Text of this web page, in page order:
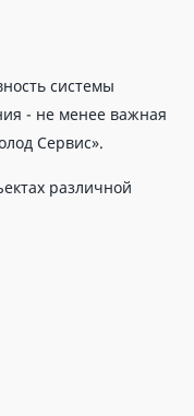
системы
- не менее важная
Сервис».
различной